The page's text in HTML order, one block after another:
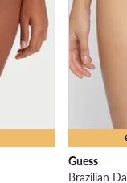
Guess
Brazilian